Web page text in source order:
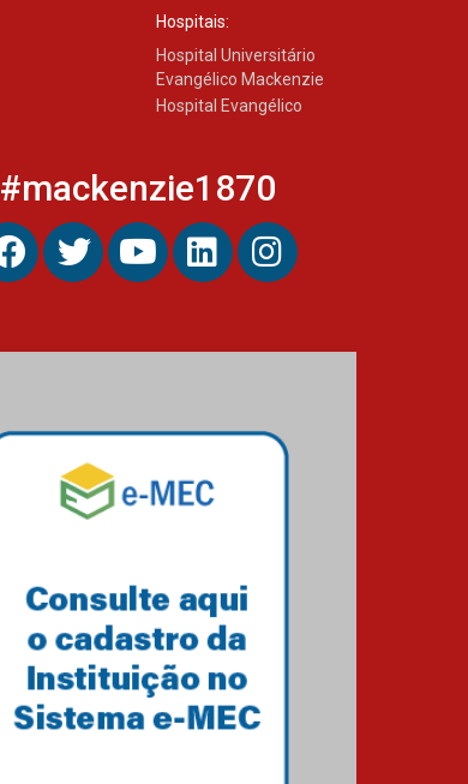
Hospitais:
Hospital Universitário
Evangélico Mackenzie
Hospital Evangélico
#mackenzie1870